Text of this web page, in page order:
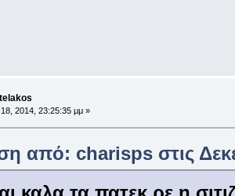
18, 2014, 23:25:35 μμ »
από: charisps στις